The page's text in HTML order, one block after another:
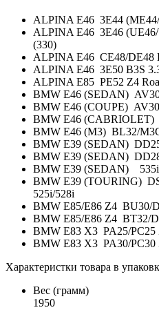
ALPINA E46 3E44
ALPINA E46 3E46
(330)
ALPINA E46 CE48/DE48
ALPINA E46 3E50 B3S
ALPINA E85 PE52 Z4
BMW E46 (SEDAN)
BMW E46 (COUPE)
BMW E46 (CABRIOLET)
BMW E46 (M3) BL32/
BMW E39 (SEDAN)
BMW E39 (SEDAN)
BMW E39 (SEDAN) 535i
BMW E39 (TOURING)
525i/528i
BMW E85/E86 Z4 BU30/
BMW E85/E86 Z4 BT32/
BMW E83 X3 PA25/PC25
BMW E83 X3 PA30/PC30
Характеристки товара в
Вес (грамм)
1950